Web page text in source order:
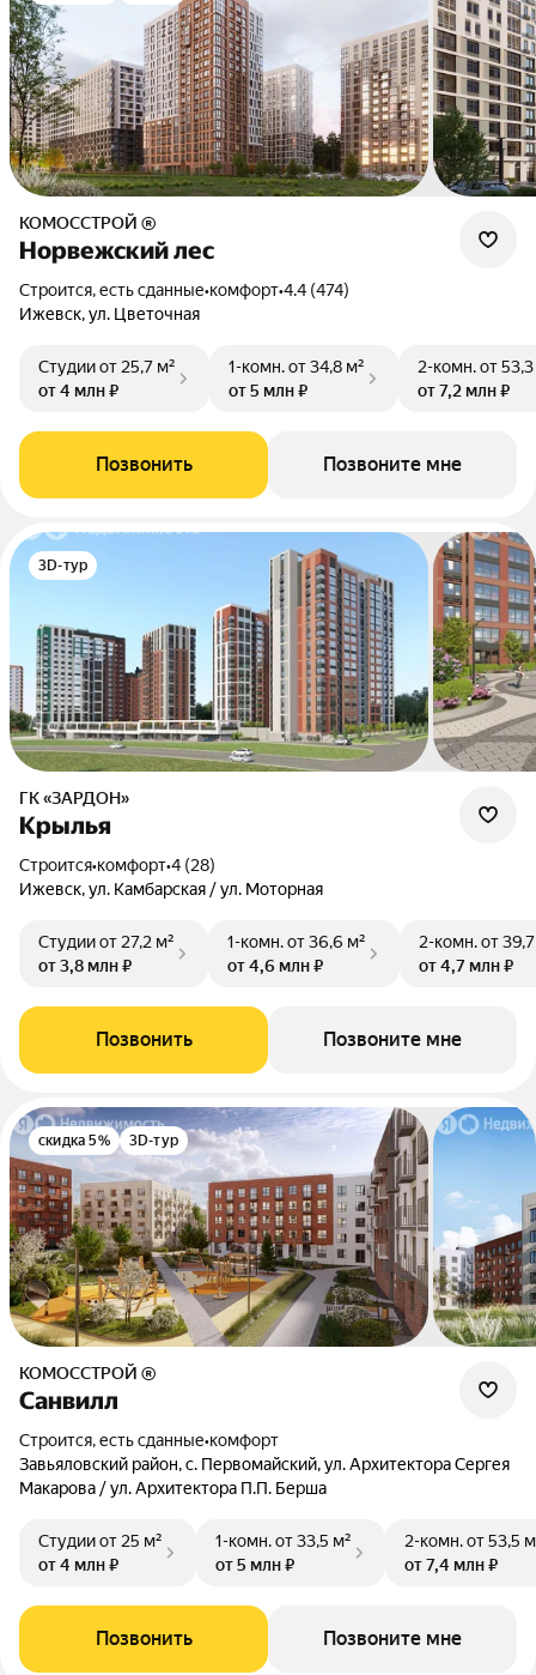
КОМОССТРОЙ ®
Норвежский лес
Строится, есть сданные•комфорт•4.4 (474)
Ижевск, ул. Цветочная
Студииот 25,7 м²
от 4 млн ₽
1-комн.от 34,8 м²
от 5 млн ₽
2-комн.от
от 7,2 млн ₽
Позвонить Позвоните мне
3D-тур
ГК «ЗАРДОН»
Крылья
Строится•комфорт•4 (28)
Ижевск, ул. Камбарская / ул. Моторная
Студииот 27,2 м²
от 3,8 млн ₽
1-комн.от 36,6 м²
от 4,6 млн ₽
2-комн.от
от 4,7 млн ₽
Позвонить Позвоните мне
скидка 5% 3D-тур
КОМОССТРОЙ ®
Санвилл
Строится, есть сданные•комфорт
Завьяловский район, с. Первомайский, ул. Архитектора Сергея
Макарова / ул. Архитектора П.П. Берша
Студииот 25 м²
от 4 млн ₽
1-комн.от 33,5 м²
от 5 млн ₽
2-комн.от 53,5
от 7,4 млн ₽
Позвонить Позвоните мне